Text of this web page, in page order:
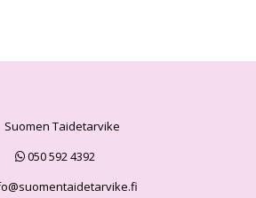
Suomen Taidetarvike
050 592 4392